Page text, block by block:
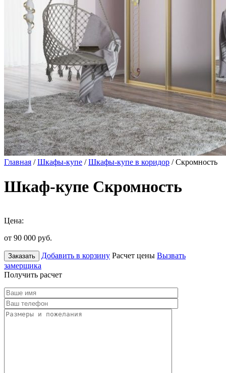
Главная /Шкафы-купе /Шкафы-купе в коридор / Скромность
Шкаф-купе Скромность
Цена:
от 90 000 руб.
Заказать Добавить в корзину Расчет цены Вызвать
замерщика
Получить расчет